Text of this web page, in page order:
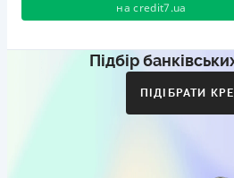
на credit7.ua
Акція: «Кешбек за друга»
Коли друг реєструється та
Підбір
ПІДІБРАТИ